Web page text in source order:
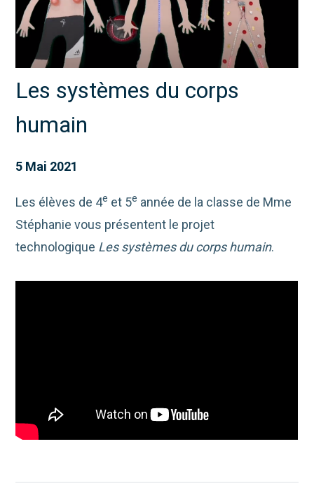
Les systèmes du corps
humain
5 Mai 2021
Les élèves de 4e et 5e année de la classe de Mme
Stéphanie vous présentent le projet
technologique Les systèmes du corps humain.